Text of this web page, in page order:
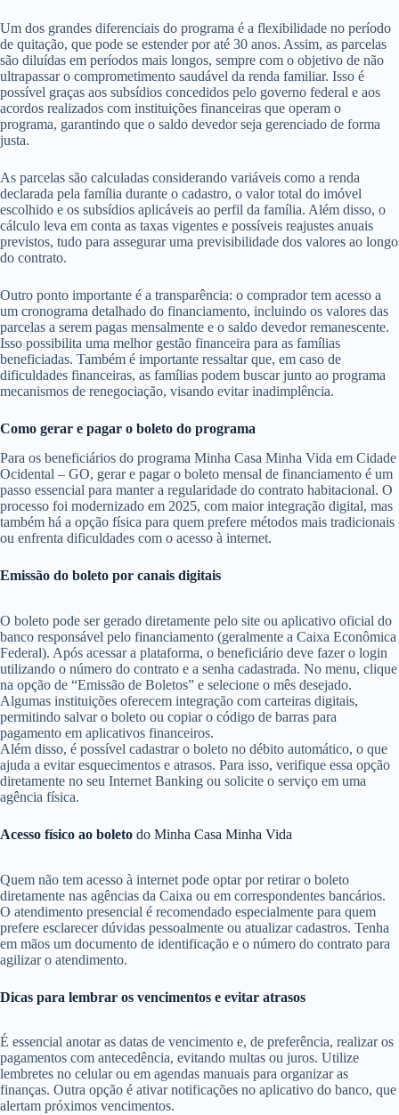
Um dos grandes diferenciais do programa é a flexibilidade no período
de quitação, que pode se estender por até 30 anos. Assim, as parcelas
são diluídas em períodos mais longos, sempre com o objetivo de não
ultrapassar o comprometimento saudável da renda familiar. Isso é
possível graças aos subsídios concedidos pelo governo federal e aos
acordos realizados com instituições financeiras que operam o
programa, garantindo que o saldo devedor seja gerenciado de forma
justa.
As parcelas são calculadas considerando variáveis como a renda
declarada pela família durante o cadastro, o valor total do imóvel
escolhido e os subsídios aplicáveis ao perfil da família. Além disso, o
cálculo leva em conta as taxas vigentes e possíveis reajustes anuais
previstos, tudo para assegurar uma previsibilidade dos valores ao longo
do contrato.
Outro ponto importante é a transparência: o comprador tem acesso a
um cronograma detalhado do financiamento, incluindo os valores das
parcelas a serem pagas mensalmente e o saldo devedor remanescente.
Isso possibilita uma melhor gestão financeira para as famílias
beneficiadas. Também é importante ressaltar que, em caso de
dificuldades financeiras, as famílias podem buscar junto ao programa
mecanismos de renegociação, visando evitar inadimplência.
Como gerar e pagar o boleto do programa
Para os beneficiários do programa Minha Casa Minha Vida em Cidade
Ocidental – GO, gerar e pagar o boleto mensal de financiamento é um
passo essencial para manter a regularidade do contrato habitacional. O
processo foi modernizado em 2025, com maior integração digital, mas
também há a opção física para quem prefere métodos mais tradicionais
ou enfrenta dificuldades com o acesso à internet.
Emissão do boleto por canais digitais
O boleto pode ser gerado diretamente pelo site ou aplicativo oficial do
banco responsável pelo financiamento (geralmente a Caixa Econômica
Federal). Após acessar a plataforma, o beneficiário deve fazer o login
utilizando o número do contrato e a senha cadastrada. No menu, clique
na opção de “Emissão de Boletos” e selecione o mês desejado.
Algumas instituições oferecem integração com carteiras digitais,
permitindo salvar o boleto ou copiar o código de barras para
pagamento em aplicativos financeiros.
Além disso, é possível cadastrar o boleto no débito automático, o que
ajuda a evitar esquecimentos e atrasos. Para isso, verifique essa opção
diretamente no seu Internet Banking ou solicite o serviço em uma
agência física.
Acesso físico ao boleto do Minha Casa Minha Vida
Quem não tem acesso à internet pode optar por retirar o boleto
diretamente nas agências da Caixa ou em correspondentes bancários.
O atendimento presencial é recomendado especialmente para quem
prefere esclarecer dúvidas pessoalmente ou atualizar cadastros. Tenha
em mãos um documento de identificação e o número do contrato para
agilizar o atendimento.
Dicas para lembrar os vencimentos e evitar atrasos
É essencial anotar as datas de vencimento e, de preferência, realizar os
pagamentos com antecedência, evitando multas ou juros. Utilize
lembretes no celular ou em agendas manuais para organizar as
finanças. Outra opção é ativar notificações no aplicativo do banco, que
alertam próximos vencimentos.